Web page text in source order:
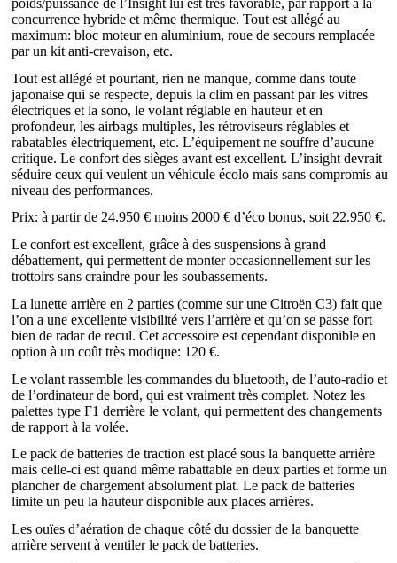
concurrence hybride et même thermique. Tout est allégé au
maximum: bloc moteur en aluminium, roue de secours remplacée
par un kit anti-crevaison, etc.
Tout est allégé et pourtant, rien ne manque, comme dans toute
japonaise qui se respecte, depuis la clim en passant par les vitres
électriques et la sono, le volant réglable en hauteur et en
profondeur, les airbags multiples, les rétroviseurs réglables et
rabatables électriquement, etc. L’équipement ne souffre d’aucune
critique. Le confort des sièges avant est excellent. L’insight devrait
séduire ceux qui veulent un véhicule écolo mais sans compromis au
niveau des performances.
Prix: à partir de 24.950 € moins 2000 € d’éco bonus, soit 22.950 €.
Le confort est excellent, grâce à des suspensions à grand
débattement, qui permettent de monter occasionnellement sur les
trottoirs sans craindre pour les soubassements.
La lunette arrière en 2 parties (comme sur une Citroën C3) fait que
l’on a une excellente visibilité vers l’arrière et qu’on se passe fort
bien de radar de recul. Cet accessoire est cependant disponible en
option à un coût très modique: 120 €.
Le volant rassemble les commandes du bluetooth, de l’auto-radio et
de l’ordinateur de bord, qui est vraiment très complet. Notez les
palettes type F1 derrière le volant, qui permettent des changements
de rapport à la volée.
Le pack de batteries de traction est placé sous la banquette arrière
mais celle-ci est quand même rabattable en deux parties et forme un
plancher de chargement absolument plat. Le pack de batteries
limite un peu la hauteur disponible aux places arrières.
Les ouïes d’aération de chaque côté du dossier de la banquette
arrière servent à ventiler le pack de batteries.